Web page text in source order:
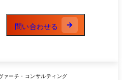
問い合わせる
ァーチ・コンサルティング